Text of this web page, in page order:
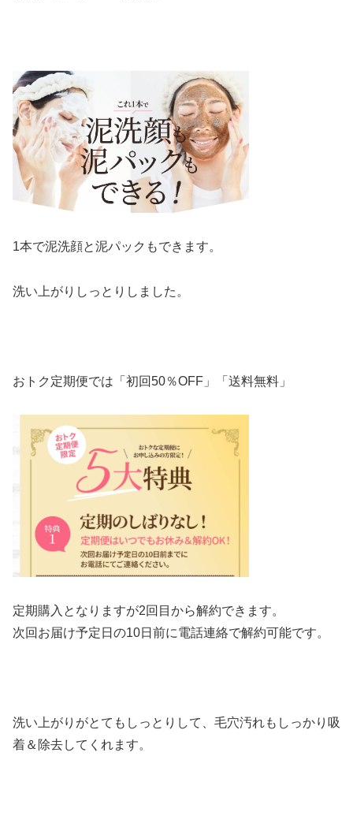
1本で泥洗顔と泥パックもできます。
洗い上がりしっとりしました。
おトク定期便では「初回50％OFF」「送料無料」
定期購入となりますが2回目から解約できます。
次回お届け予定日の10日前に電話連絡で解約可能です。
洗い上がりがとてもしっとりして、毛穴汚れもしっかり吸
着＆除去してくれます。